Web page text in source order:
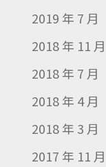
2019 年 7 月
2018 年 11 月
2018 年 7 月
2018 年 4 月
2018 年 3 月
2017 年 11 月